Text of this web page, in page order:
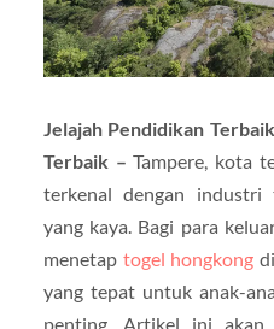
Jelajah Pendidikan
Terbaik –Tampere, kota
terkenal dengan industri
yang kaya. Bagi para
menetap togel hongkong
yang tepat untuk anak-
penting. Artikel ini akan